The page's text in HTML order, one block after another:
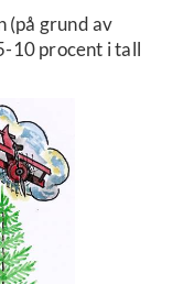
(på grund av
10 procent i tall